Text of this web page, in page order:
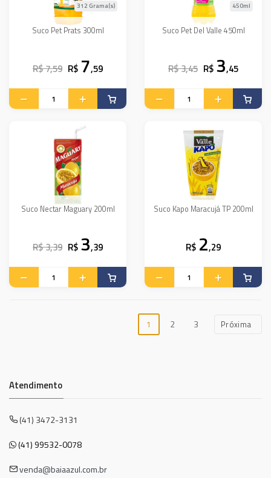
Suco Pet Prats 300ml
312 Grama(s)
R$ 7,59 R$ 7,59
Suco Pet Del Valle 450ml
450ml
R$ 3,45 R$ 3,45
Suco Nectar Maguary 200ml
R$ 3,39 R$ 3,39
Suco Kapo Maracujá TP 200ml
R$ 2,29
1 2 3 Próxima
Atendimento
(41) 3472-3131
(41) 99532-0078
venda@baiaazul.com.br